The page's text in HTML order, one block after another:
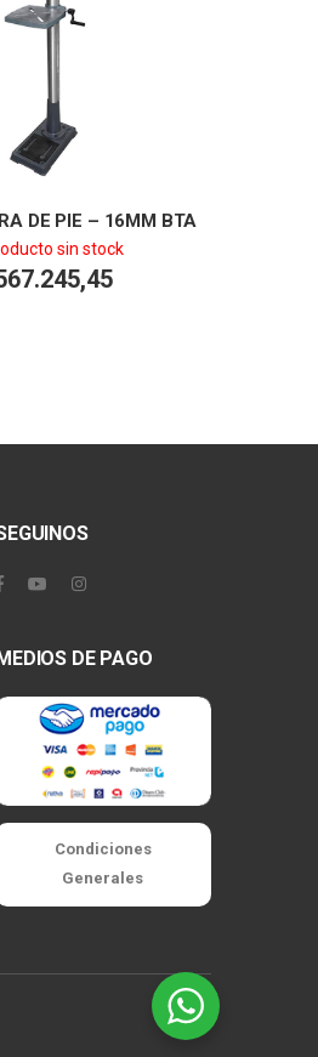
DE PIE – 16MM BTA
sin stock
DE PAGO
Condiciones
Generales